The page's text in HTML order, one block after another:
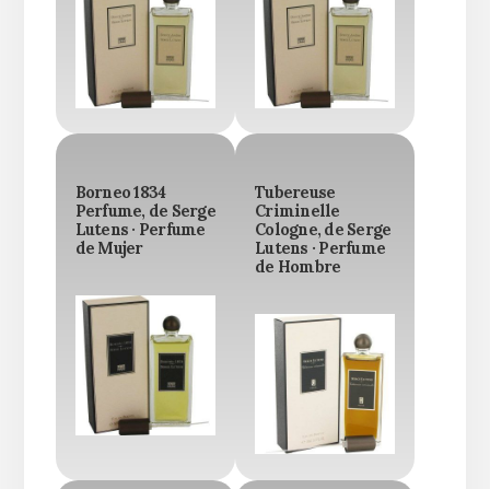
Borneo 1834
Perfume, de Serge
Lutens · Perfume
de Mujer
Tubereuse
Criminelle
Cologne, de Serge
Lutens · Perfume
de Hombre